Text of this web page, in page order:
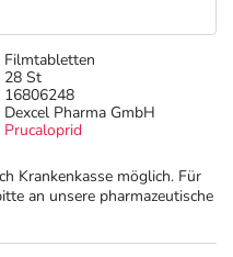
Filmtabletten
28 St
16806248
Dexcel Pharma GmbH
Prucaloprid
Krankenkasse möglich. Für
an unsere pharmazeutische